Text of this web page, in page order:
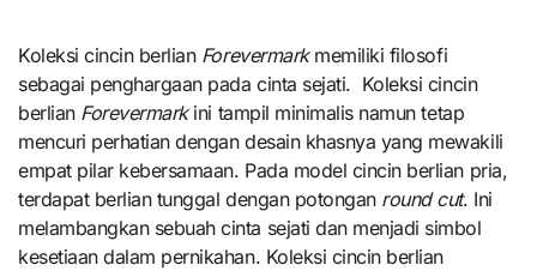
Koleksi cincin berlian Forevermark memiliki filosofi
sebagai penghargaan pada cinta sejati. Koleksi cincin
berlian Forevermarkini tampil minimalis namun tetap
mencuri perhatian dengan desain khasnya yang mewakili
empat pilar kebersamaan. Pada model cincin berlian pria,
terdapat berlian tunggal dengan potongan round cut. Ini
melambangkan sebuah cinta sejati dan menjadi simbol
kesetiaan dalam pernikahan. Koleksi cincin berlian